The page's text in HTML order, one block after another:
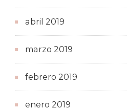
abril 2019
marzo 2019
febrero 2019
enero 2019